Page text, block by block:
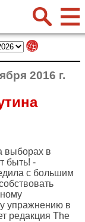
2016 г.
выборах в
быть! -
с большим
упражнению в
редакция The